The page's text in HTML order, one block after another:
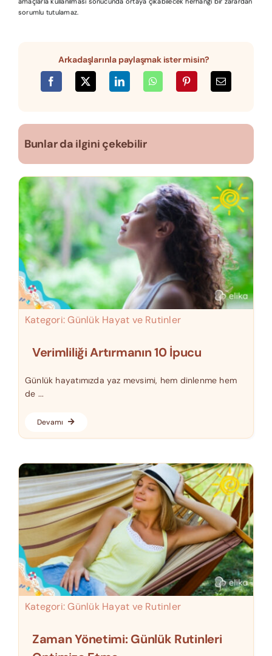
sorumlu tutulamaz.
Arkadaşlarınla paylaşmak ister misin?
Bunlar da ilgini çekebilir
Kategori:Günlük Hayat ve Rutinler
Verimliliği Artırmanın 10 İpucu
Günlük hayatımızda yaz mevsimi, hem dinlenme hem
de ...
Devamı
Kategori:Günlük Hayat ve Rutinler
Zaman Yönetimi: Günlük Rutinleri